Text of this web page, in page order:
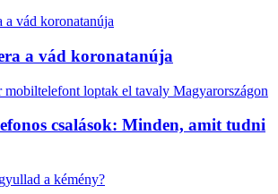
a vád koronatanúja
csalások: Minden, amit tudni